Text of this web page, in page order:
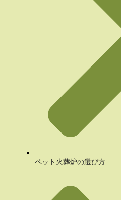
ペット火葬炉の選び方